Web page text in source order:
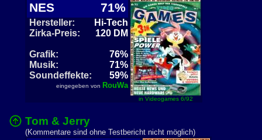
NES 71%
Hersteller:
Hi-Tech
Zirka-Preis:
120 DM
Grafik:
76%
Musik:
71%
Soundeffekte:
59%
eingegeben von RouWa
in Videogames 6/92
Tom & Jerry
(Kommentare sind ohne Testbericht nicht möglich)